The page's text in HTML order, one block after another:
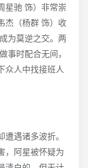
星驰 饰）非常崇
杰（杨群 饰）收
为莫逆之交。两
事时配合无间，
众人中找接班人
遇诸多波折。
，阿星被怀疑为